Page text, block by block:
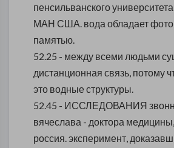
пенсильванского
МАН США. вода обладает
памятью.
52.25 - между всеми людьми
дистанционная связь, потому
это водные структуры.
52.45 - ИССЛЕДОВАНИЯ
вячеслава - доктора
россия. эксперимент,